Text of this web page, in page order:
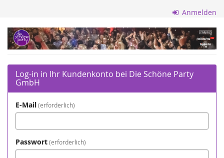
Inhalt
springen
Anmelden
Die
Schöne
Party
GmbH
Log-in in Ihr Kundenkonto bei Die Schöne Party
GmbH
E-Mail erforderlich
Passwort erforderlich